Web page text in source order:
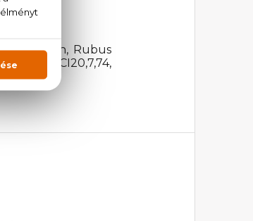
Betain, Rubus
77499, CI20,7,74,